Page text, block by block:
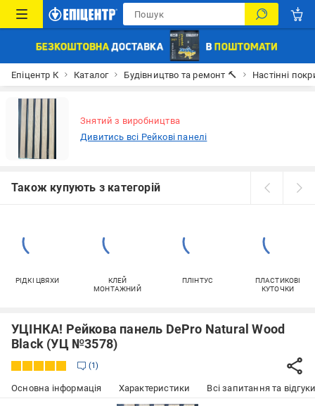
Епіцентр К Каталог Будівництво та ремонт 🔨 Настінні
Знятий з виробництва
Дивитись всі Рейкові панелі
Також купують з категорій
РІДКІ ЦВЯХИ
КЛЕЙ
МОНТАЖНИЙ
ПЛІНТУС
ПЛАСТИКОВІ
КУТОЧКИ
УЦІНКА! Рейкова панель DePro Natural Wood
Black (УЦ №3578)
1
Основна інформація Характеристики Всі запитання та